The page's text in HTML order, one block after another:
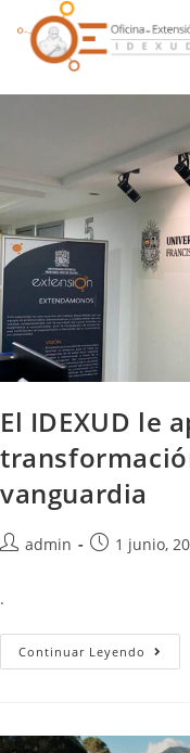
El IDEXUD le
vanguardia
admin 1 junio,
.
Continuar Leyendo